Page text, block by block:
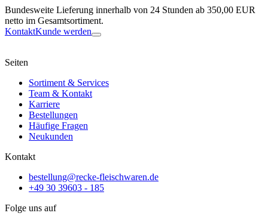
Bundesweite Lieferung innerhalb von 24 Stunden ab 350,00 EUR
netto im Gesamtsortiment.
KontaktKunde werden
Seiten
Sortiment & Services
Team & Kontakt
Karriere
Bestellungen
Häufige Fragen
Neukunden
Kontakt
bestellung@recke-fleischwaren.de
+49 30 39603 - 185
Folge uns auf